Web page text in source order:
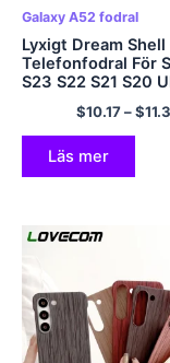
Galaxy A52 fodral
Lyxigt Dream
Telefonfodral För
S23 S22 S21 S20
FE A53 A52 A13
5G Note 20 Mjukt
genomskinligt
$10.17–$
Läs mer